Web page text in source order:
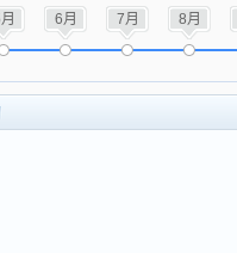
6月 7月 8月